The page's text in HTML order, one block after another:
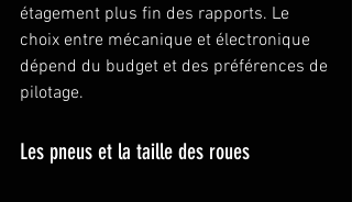
étagement plus fin des rapports. Le
choix entre mécanique et électronique
dépend du budget et des préférences de
pilotage.
Les pneus et la taille des roues